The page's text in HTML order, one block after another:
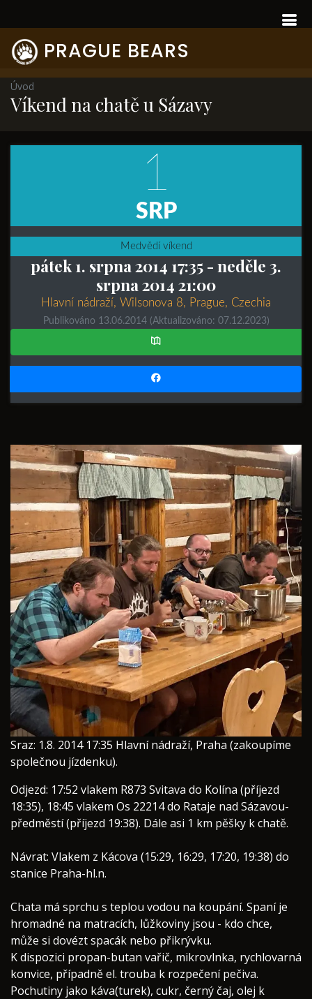
PRAGUE BEARS
Úvod
Víkend na chatě u Sázavy
1
SRP
Medvědí víkend
pátek 1. srpna 2014 17:35- neděle 3.
srpna 2014 21:00
Hlavní nádraží, Wilsonova 8, Prague, Czechia
Publikováno 13.06.2014 (Aktualizováno: 07.12.2023)
Sraz: 1.8. 2014 17:35 Hlavní nádraží, Praha (zakoupíme
společnou jízdenku).
Odjezd: 17:52 vlakem R873 Svitava do Kolína (příjezd
18:35), 18:45 vlakem Os 22214 do Rataje nad Sázavou-
předměstí (příjezd 19:38). Dále asi 1 km pěšky k chatě.
Návrat: Vlakem z Kácova (15:29, 16:29, 17:20, 19:38) do
stanice Praha-hl.n.
Chata má sprchu s teplou vodou na koupání. Spaní je
hromadné na matracích, lůžkoviny jsou - kdo chce,
může si dovézt spacák nebo přikrývku.
K dispozici propan-butan vařič, mikrovlnka, rychlovarná
konvice, případně el. trouba k rozpečení pečiva.
Pochutiny jako káva(turek), cukr, černý čaj, olej k